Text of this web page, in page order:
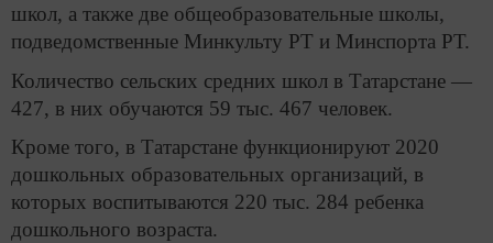
школ, а также две общеобразовательные школы,
подведомственные Минкульту РТ и Минспорта РТ.
Количество сельских средних школ в Татарстане —
427, в них обучаются 59 тыс. 467 человек.
Кроме того, в Татарстане функционируют 2020
дошкольных образовательных организаций, в
которых воспитываются 220 тыс. 284 ребенка
дошкольного возраста.